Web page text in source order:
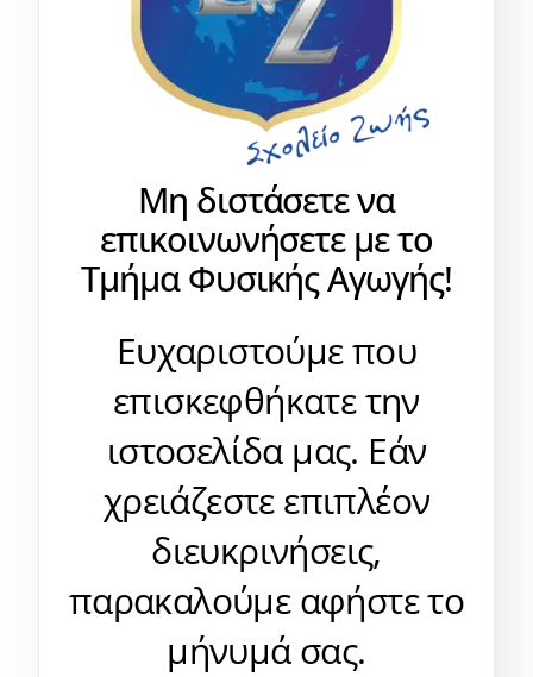
Μη διστάσετε να
επικοινωνήσετε με το
Τμήμα Φυσικής Αγωγής!
Ευχαριστούμε που
επισκεφθήκατε την
ιστοσελίδα μας. Εάν
χρειάζεστε επιπλέον
διευκρινήσεις,
παρακαλούμε αφήστε το
μήνυμά σας.